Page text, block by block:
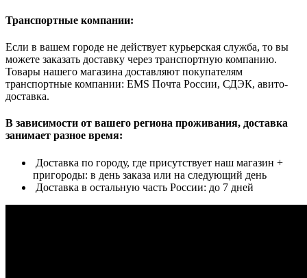
Транспортные компании:
Если в вашем городе не действует курьерская служба, то вы
можете заказать доставку через транспортную компанию.
Товары нашего магазина доставляют покупателям
транспортные компании: EMS Почта России, СДЭК, авито-
доставка.
В зависимости от вашего региона проживания, доставка
занимает разное время:
Доставка по городу, где присутствует наш магазин +
пригороды: в день заказа или на следующий день
Доставка в остальную часть России: до 7 дней